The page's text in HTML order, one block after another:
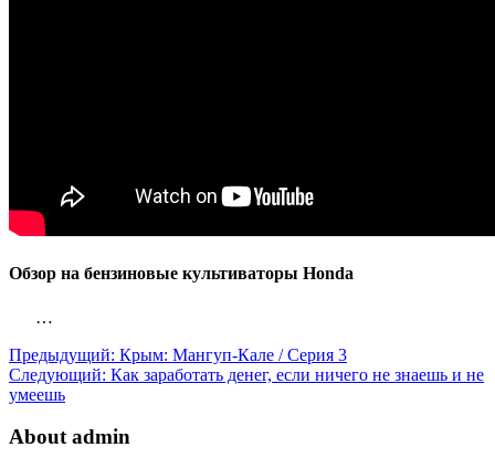
Обзор на бензиновые культиваторы Honda
…
Предыдущий: Крым: Мангуп-Кале / Серия 3
Следующий: Как заработать денег, если ничего не знаешь и не
умеешь
About admin